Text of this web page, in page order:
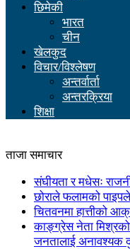
छिमेकी
भारत
चीन
खेलकुद
विचार/विश्लेषण
अन्तर्वार्ता
अन्तरक्रिया
शिक्षा
ताजा समाचार
संघीयता र मधेसः
छोराले फलामको पाइपले
चितवनमा हात्तीको
काङ्ग्रेस नेता
जनतालाई अनावश्यक